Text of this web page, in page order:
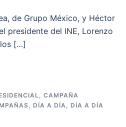
de Grupo México, y Héctor
presidente del INE, Lorenzo
[…]
, CAMPAÑA
, DÍA A DÍA, DÍA A DÍA